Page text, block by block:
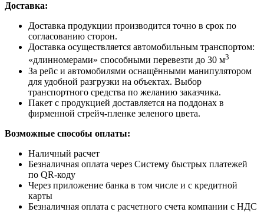
Доставка:
Доставка продукции производится точно в срок по
согласованию сторон.
Доставка осуществляется автомобильным транспортом:
«длинномерами» способными перевезти до 30 м3
За рейс и автомобилями оснащёнными манипулятором
для удобной разгрузки на объектах. Выбор
транспортного средства по желанию заказчика.
Пакет с продукцией доставляется на поддонах в
фирменной стрейч-пленке зеленого цвета.
Возможные способы оплаты:
Наличный расчет
Безналичная оплата через Систему быстрых платежей
по QR-коду
Через приложение банка в том числе и с кредитной
карты
Безналичная оплата с расчетного счета компании с НДС